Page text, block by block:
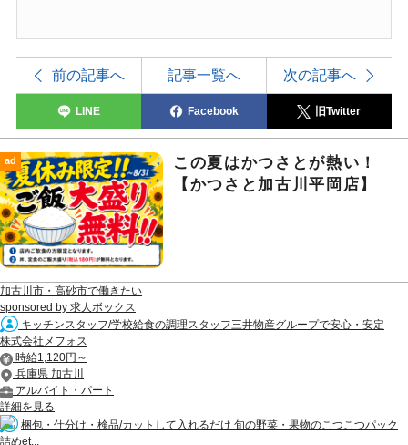
前の記事へ 記事一覧へ 次の記事へ
LINE Facebook 旧Twitter
ad
この夏はかつさとが熱い！
【かつさと加古川平岡店】
加古川市・高砂市で働きたい
sponsored by 求人ボックス
キッチンスタッフ/学校給食の調理スタッフ三井物産グループで安心・安定
株式会社メフォス
時給1,120円～
兵庫県 加古川
アルバイト・パート
詳細を見る
梱包・仕分け・検品/カットして入れるだけ 旬の野菜・果物のこつこつパック
詰めet...